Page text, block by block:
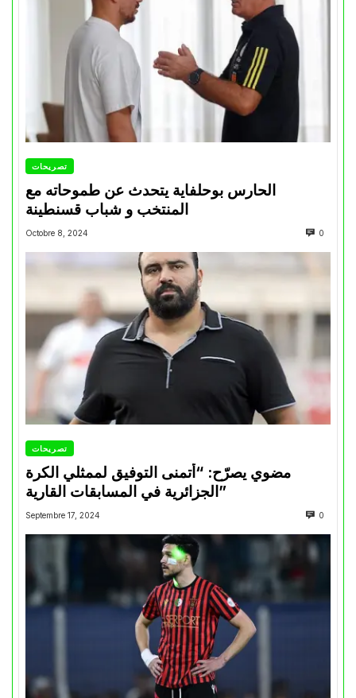
تصريحات
الحارس بوحلفاية يتحدث عن طموحاته مع
المنتخب و شباب قسنطينة
Octobre 8, 2024 0
تصريحات
مضوي يصرّح: “أتمنى التوفيق لممثلي الكرة
الجزائرية في المسابقات القارية”
Septembre 17, 2024 0